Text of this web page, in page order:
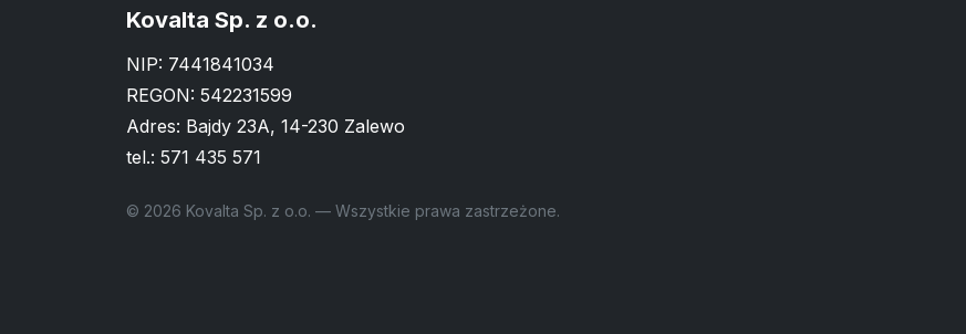
Kovalta Sp. z o.o.
NIP: 7441841034
REGON: 542231599
Adres: Bajdy 23A, 14-230 Zalewo
tel.: 571 435 571
© 2026 Kovalta Sp. z o.o. — Wszystkie prawa zastrzeżone.